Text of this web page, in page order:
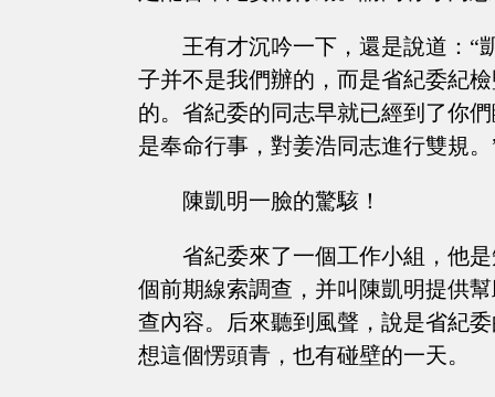
王有才沉吟一下，還是說道：“
子并不是我們辦的，而是省紀委紀
的。省紀委的同志早就已經到了你
是奉命行事，對姜浩同志進行雙規。
陳凱明一臉的驚駭！
省紀委來了一個工作小組，他
個前期線索調查，并叫陳凱明提供
查內容。后來聽到風聲，說是省紀
想這個愣頭青，也有碰壁的一天。